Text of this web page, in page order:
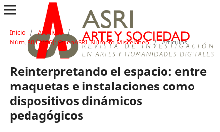
Inicio / Archivos /
Núm. 30 (2026): OpenASRI. Número Misceláneo / Artículos
Reinterpretando el espacio: entre
maquetas e instalaciones como
dispositivos dinámicos
pedagógicos